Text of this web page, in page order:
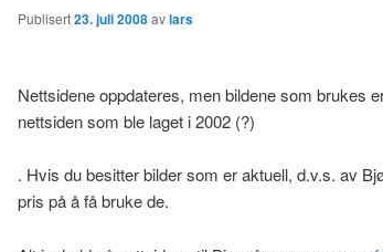
Publisert23. juli 2008avlars
Nettsidene oppdateres, men bildene som brukes
nettsiden som ble laget i 2002 (?)
. Hvis du besitter bilder som er aktuell, d.v.s. av
pris på å få bruke de.